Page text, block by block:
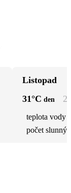
Listopad
31°C den
teplota vody
počet